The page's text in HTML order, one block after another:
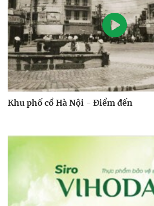
Khu phố cổ Hà Nội - Điểm đến